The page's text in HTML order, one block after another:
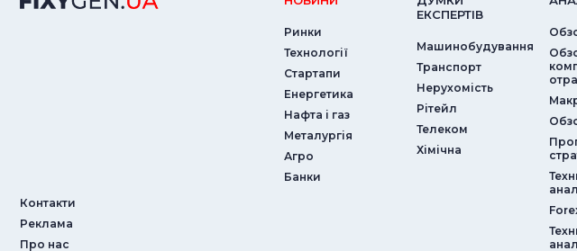
Контакти
Реклама
Про нас
Ринки
Технології
Стартапи
Енергетика
Нафта і газ
Металургія
Агро
Банки
ЕКСПЕРТIВ
Машинобудування
Транспорт
Нерухомість
Рітейл
Телеком
Хімічна